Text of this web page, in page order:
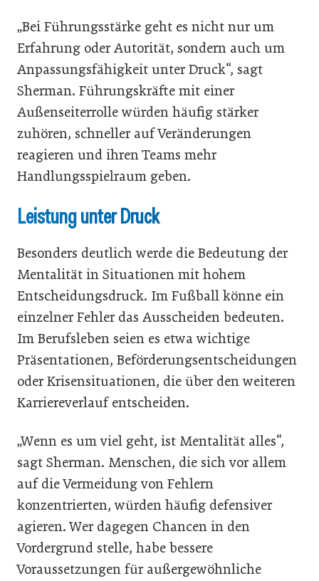
„Bei Führungsstärke geht es nicht nur um
Erfahrung oder Autorität, sondern auch um
Anpassungsfähigkeit unter Druck“, sagt
Sherman. Führungskräfte mit einer
Außenseiterrolle würden häufig stärker
zuhören, schneller auf Veränderungen
reagieren und ihren Teams mehr
Handlungsspielraum geben.
Leistung unter Druck
Besonders deutlich werde die Bedeutung der
Mentalität in Situationen mit hohem
Entscheidungsdruck. Im Fußball könne ein
einzelner Fehler das Ausscheiden bedeuten.
Im Berufsleben seien es etwa wichtige
Präsentationen, Beförderungsentscheidungen
oder Krisensituationen, die über den weiteren
Karriereverlauf entscheiden.
„Wenn es um viel geht, ist Mentalität alles“,
sagt Sherman. Menschen, die sich vor allem
auf die Vermeidung von Fehlern
konzentrierten, würden häufig defensiver
agieren. Wer dagegen Chancen in den
Vordergrund stelle, habe bessere
Voraussetzungen für außergewöhnliche